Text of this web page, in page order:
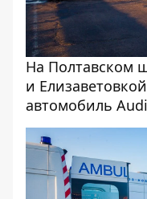
На Полтавском
и
автомобиль